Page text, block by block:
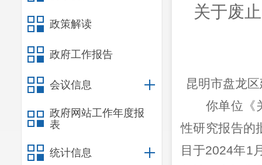
政策解读
政府工作报告
会议信息
政府网站工作年度报
表
统计信息
关于废
昆明市盘龙
你单位《
性研究报告的
目于2024年1